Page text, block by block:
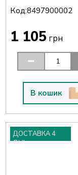
Код:8497900002
1 105 грн
В кошик
ДОСТАВКА 4
ДНІ